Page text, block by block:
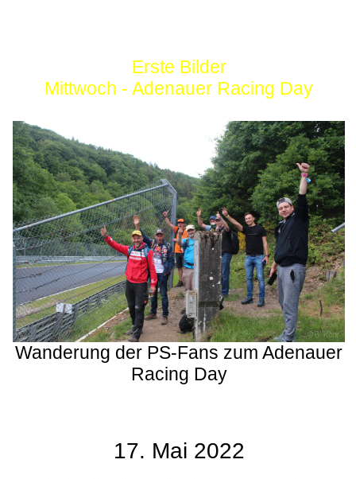
Erste Bilder
Mittwoch - Adenauer Racing Day
Wanderung der PS-Fans zum Adenauer
Racing Day
17. Mai 2022